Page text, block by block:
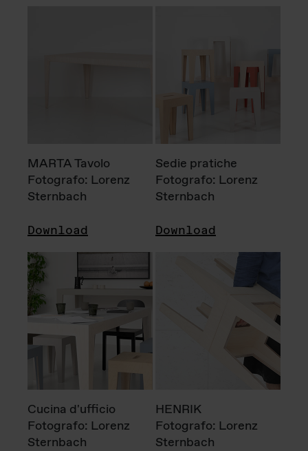
MARTA Tavolo
Fotografo: Lorenz
Sternbach
Download
Sedie pratiche
Fotografo: Lorenz
Sternbach
Download
Cucina d'ufficio
Fotografo: Lorenz
Sternbach
HENRIK
Fotografo: Lorenz
Sternbach